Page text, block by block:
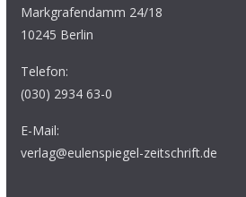
Markgrafendamm 24/18
10245 Berlin
Telefon:
(030) 2934 63-0
E-Mail:
verlag@eulenspiegel-zeitschrift.de